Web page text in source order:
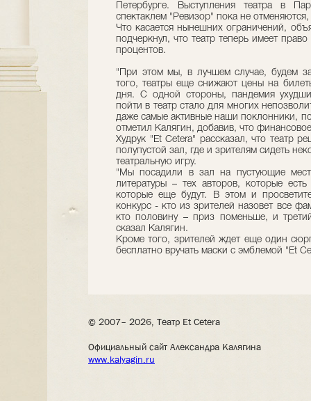
Петербурге. Выступления театра в
спектаклем "Ревизор" пока не
Что касается нынешних ограничений,
подчеркнул, что театр теперь имеет
процентов.
"При этом мы, в лучшем случае, будем
того, театры еще снижают цены на
дня. С одной стороны, пандемия
пойти в театр стало для многих
даже самые активные наши поклонники,
отметил Калягин, добавив, что
Худрук "Et Cetera" рассказал, что театр
полупустой зал, где и зрителям сидеть
театральную игру.
"Мы посадили в зал на пустующие
литературы – тех авторов, которые
которые еще будут. В этом и
конкурс - кто из зрителей назовет все
кто половину – приз поменьше, и
сказал Калягин.
Кроме того, зрителей ждет еще один
бесплатно вручать маски с эмблемой "Et
© 2007– 2026, Театр Et Cetera
Официальный сайт Александра Калягина
www.kalyagin.ru